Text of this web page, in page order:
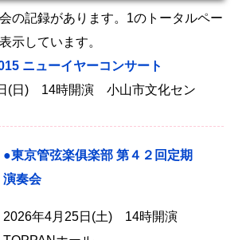
の記録があります。1のトータルペー
示しています。
ニューイヤーコンサート
(日) 14時開演 小山市文化セン
●東京管弦楽俱楽部 第４２回定期
演奏会
2026年4月25日(土) 14時開演